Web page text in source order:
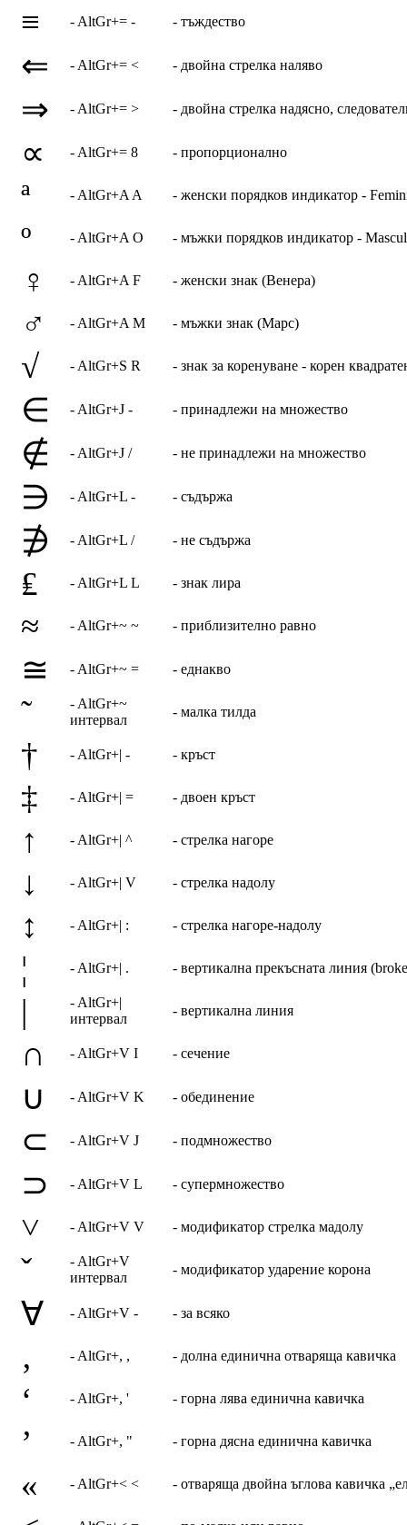
≡ - AltGr+= - - тъждество
⇐ - AltGr+= < - двойна стрелка наляво
⇒ - AltGr+= > - двойна стрелка надясно,
∝ - AltGr+= 8 - пропорционално
ª - AltGr+A A - женски порядков индикатор -
º - AltGr+A O - мъжки порядков индикатор -
♀ - AltGr+A F - женски знак (Венера)
♂ - AltGr+A M - мъжки знак (Марс)
√ - AltGr+S R - знак за коренуване - корен
∈ - AltGr+J - - принадлежи на множество
∉ - AltGr+J / - не принадлежи на множество
∋ - AltGr+L - - съдържа
∌ - AltGr+L / - не съдържа
₤ - AltGr+L L - знак лира
≈ - AltGr+~ ~ - приблизително равно
≅ - AltGr+~ = - еднакво
˜
- AltGr+~
интервал
- малка тилда
† - AltGr+| - - кръст
‡ - AltGr+| = - двоен кръст
↑ - AltGr+| ^ - стрелка нагоре
↓ - AltGr+| V - стрелка надолу
↕ - AltGr+| : - стрелка нагоре-надолу
¦ - AltGr+| . - вертикална прекъсната линия
|
- AltGr+|
интервал
- вертикална линия
∩ - AltGr+V I - сечение
∪ - AltGr+V K - обединение
⊂ - AltGr+V J - подмножество
⊃ - AltGr+V L - супермножество
˅ - AltGr+V V - модификатор стрелка мадолу
ˇ
- AltGr+V
интервал
- модификатор ударение корона
∀ - AltGr+V - - за всяко
‚ - AltGr+, , - долна единична отваряща кавичка
‘ - AltGr+, ' - горна лява единична кавичка
’ - AltGr+, " - горна дясна единична кавичка
« - AltGr+< < - отваряща двойна ъглова кавичка